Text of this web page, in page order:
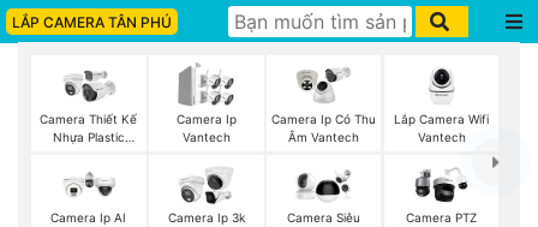
LẮP CAMERA TÂN PHÚ
Camera Thiết Kế
Nhựa Plastic
Camera Ip
Vantech
Camera Ip Có Thu
Âm Vantech
Lắp Camera Wifi
Vantech
Camera Ip AI
Camera Ip 3k
Camera Siêu
Camera PTZ